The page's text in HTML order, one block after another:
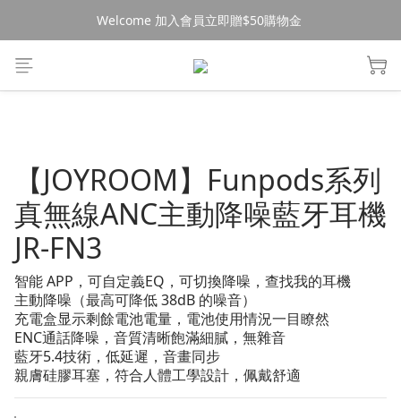
消費$490超商免運🚚
Welcome 加入會員立即贈$50購物金
消費$490超商免運🚚
【JOYROOM】Funpods系列
真無線ANC主動降噪藍牙耳機
JR-FN3
智能 APP，可自定義EQ，可切換降噪，查找我的耳機
主動降噪（最高可降低 38dB 的噪音）
充電盒显示剩餘電池電量，電池使用情況一目瞭然
ENC通話降噪，音質清晰飽滿細膩，無雜音
藍牙5.4技術，低延遲，音畫同步
親膚硅膠耳塞，符合人體工學設計，佩戴舒適